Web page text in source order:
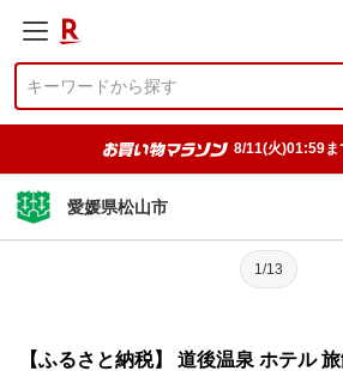
8/11(火)01:59ま
愛媛県松山市
1/13
【ふるさと納税】 道後温泉 ホテル